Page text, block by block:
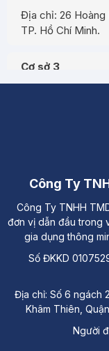
Địa chỉ: 26 Hoàng
TP. Hồ Chí Minh.
Cơ sở 3
Công Ty
Công Ty TNHH
đơn vị dẫn đầu trong
gia dụng thông
Số ĐKKD
Địa chỉ: Số 6 ngách
Khâm Thiên,
Người